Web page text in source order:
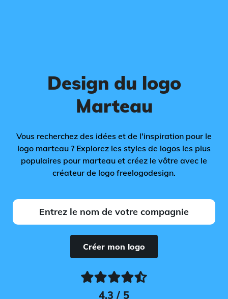
Design du logo
Marteau
Vous recherchez des idées et de l'inspiration pour le
logo marteau ? Explorez les styles de logos les plus
populaires pour marteau et créez le vôtre avec le
créateur de logo freelogodesign.
Créer mon logo
4.3 / 5